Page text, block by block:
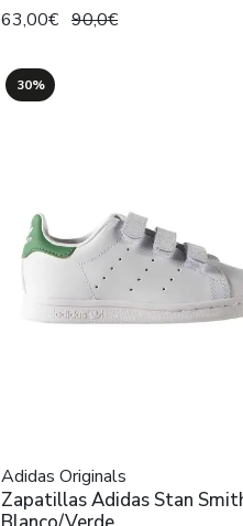
63,00€ 90,0€
30%
Adidas Originals
Zapatillas Adidas Stan